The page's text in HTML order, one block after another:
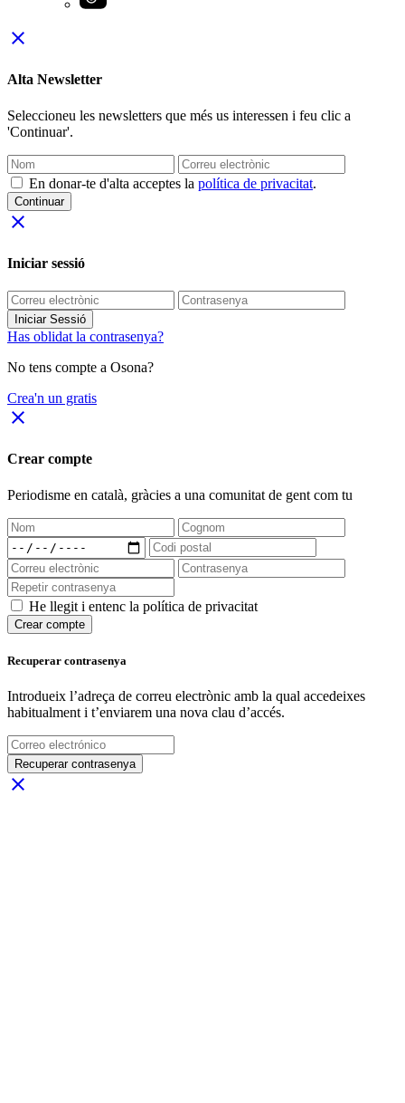
close
Alta Newsletter
Seleccioneu les newsletters que més us interessen i feu clic a
'Continuar'.
En donar-te d'alta acceptes la política de privacitat.
Continuar
close
Iniciar sessió
Iniciar Sessió
Has oblidat la contrasenya?
No tens compte a Osona?
Crea'n un gratis
close
Crear compte
Periodisme en català, gràcies a una comunitat de gent com tu
He llegit i entenc la política de privacitat
Crear compte
Recuperar contrasenya
Introdueix l’adreça de correu electrònic amb la qual accedeixes
habitualment i t’enviarem una nova clau d’accés.
Recuperar contrasenya
close